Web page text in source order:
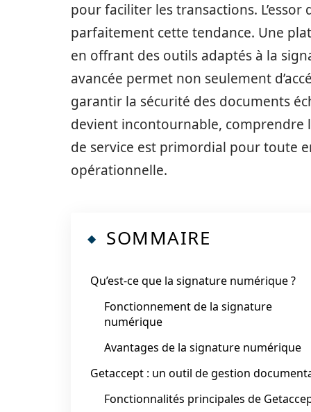
pour faciliter les transactions. L’essor
parfaitement cette tendance. Une
en offrant des outils adaptés à la
avancée permet non seulement
garantir la sécurité des documents
devient incontournable, comprendre
de service est primordial pour toute
opérationnelle.
SOMMAIRE
Qu’est-ce que la signature numérique ?
Fonctionnement de la signature
numérique
Avantages de la signature numérique
Getaccept : un outil de gestion
Fonctionnalités principales de